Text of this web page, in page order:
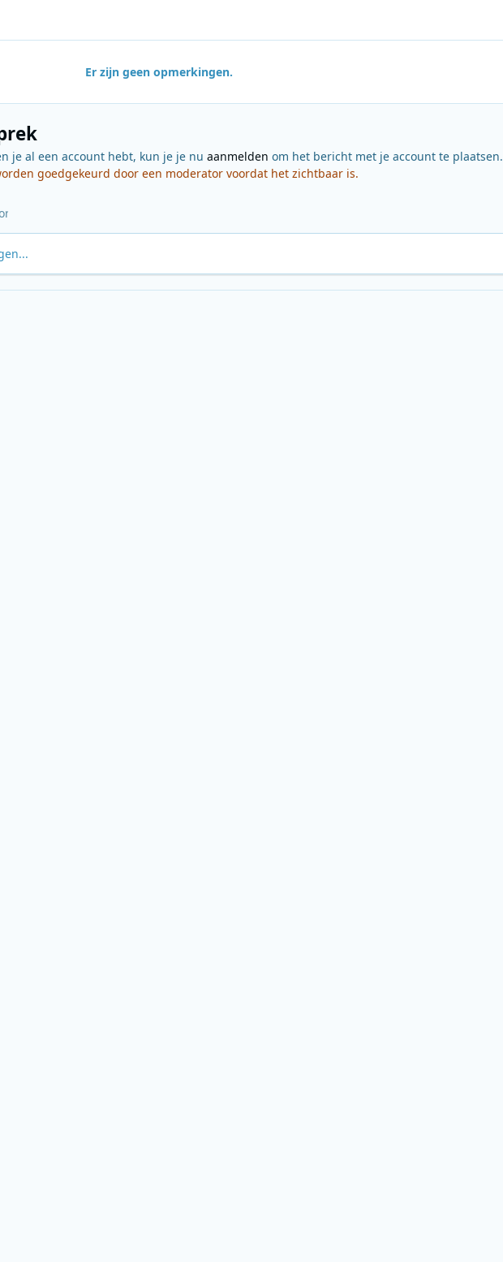
Er zijn geen opmerkingen.
je al een account hebt, kun je je nu aanmelden om het bericht met je account te plaatsen.
goedgekeurd door een moderator voordat het zichtbaar is.